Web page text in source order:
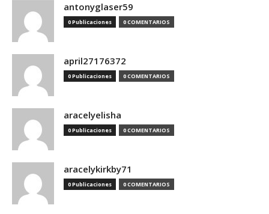
antonyglaser59
0 Publicaciones 0 COMENTARIOS
april27176372
0 Publicaciones 0 COMENTARIOS
aracelyelisha
0 Publicaciones 0 COMENTARIOS
aracelykirkby71
0 Publicaciones 0 COMENTARIOS